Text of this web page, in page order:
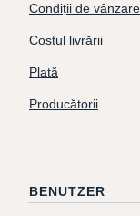
Condiții de
Costul livrării
Plată
Producătorii
BENUTZER